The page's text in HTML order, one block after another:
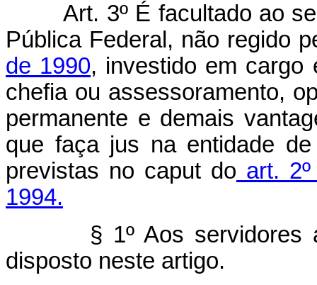
Art. 3º É facultado ao
Pública Federal, não regido
de 1990, investido em cargo
chefia ou assessoramento,
permanente e demais
que faça jus na entidade
previstas no caput do art.
1994.
§ 1º Aos servidores
disposto neste artigo.